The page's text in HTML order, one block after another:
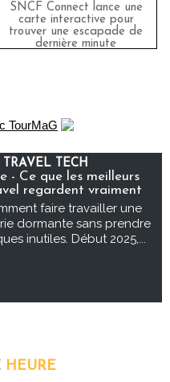
SNCF Connect lance une
carte interactive pour
trouver une escapade de
dernière minute
TECH
- Ce que les meilleurs
regardent vraiment
faire travailler une
dormante sans prendre
inutiles. Début 2025,...
HEURE